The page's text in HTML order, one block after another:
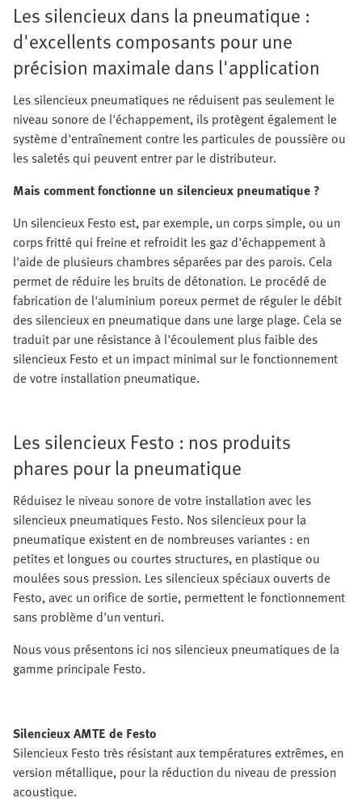
Les silencieux dans la pneumatique :
d'excellents composants pour une
précision maximale dans l'application
Les silencieux pneumatiques ne réduisent pas seulement le
niveau sonore de l'échappement, ils protègent également le
système d'entraînement contre les particules de poussière ou
les saletés qui peuvent entrer par le distributeur.
Mais comment fonctionne un silencieux pneumatique ?
Un silencieux Festo est, par exemple, un corps simple, ou un
corps fritté qui freine et refroidit les gaz d'échappement à
l'aide de plusieurs chambres séparées par des parois. Cela
permet de réduire les bruits de détonation. Le procédé de
fabrication de l'aluminium poreux permet de réguler le débit
des silencieux en pneumatique dans une large plage. Cela se
traduit par une résistance à l'écoulement plus faible des
silencieux Festo et un impact minimal sur le fonctionnement
de votre installation pneumatique.
Les silencieux Festo : nos produits
phares pour la pneumatique
Réduisez le niveau sonore de votre installation avec les
silencieux pneumatiques Festo. Nos silencieux pour la
pneumatique existent en de nombreuses variantes : en
petites et longues ou courtes structures, en plastique ou
moulées sous pression. Les silencieux spéciaux ouverts de
Festo, avec un orifice de sortie, permettent le fonctionnement
sans problème d'un venturi.
Nous vous présentons ici nos silencieux pneumatiques de la
gamme principale Festo.
Silencieux AMTE de Festo
Silencieux Festo très résistant aux températures extrêmes, en
version métallique, pour la réduction du niveau de pression
acoustique.